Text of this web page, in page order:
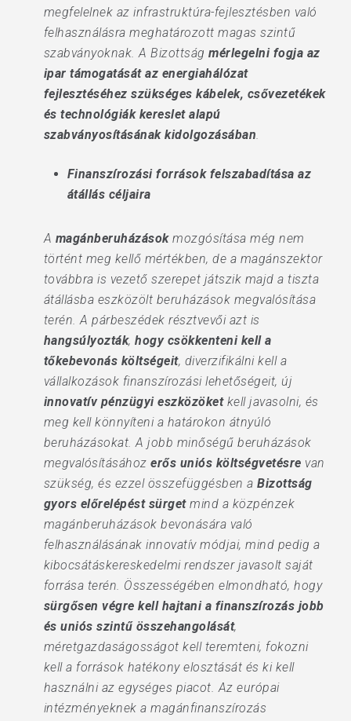
megfelelnek az infrastruktúra-fejlesztésben való
felhasználásra meghatározott magas szintű
szabványoknak. A Bizottságmérlegelni fogja az
ipar támogatását az energiahálózat
fejlesztéséhez szükséges kábelek, csővezetékek
és technológiák kereslet alapú
szabványosításának kidolgozásában.
Finanszírozási források felszabadítása az
átállás céljaira
A magánberuházásokmozgósítása még nem
történt meg kellő mértékben, de a magánszektor
továbbra is vezető szerepet játszik majd a tiszta
átállásba eszközölt beruházások megvalósítása
terén. A párbeszédek résztvevői azt is
hangsúlyozták,hogy csökkenteni kell a
tőkebevonás költségeit, diverzifikálni kell a
vállalkozások finanszírozási lehetőségeit, új
innovatív pénzügyi eszközöketkell javasolni, és
meg kell könnyíteni a határokon átnyúló
beruházásokat. A jobb minőségű beruházások
megvalósításáhozerős uniós költségvetésre van
szükség, és ezzel összefüggésben aBizottság
gyors előrelépést sürgetmind a közpénzek
magánberuházások bevonására való
felhasználásának innovatív módjai, mind pedig a
kibocsátáskereskedelmi rendszer javasolt saját
forrása terén. Összességében elmondható, hogy
sürgősen végre kell hajtani a finanszírozás jobb
és uniós szintű összehangolását,
méretgazdaságosságot kell teremteni, fokozni
kell a források hatékony elosztását és ki kell
használni az egységes piacot. Az európai
intézményeknek a magánfinanszírozás